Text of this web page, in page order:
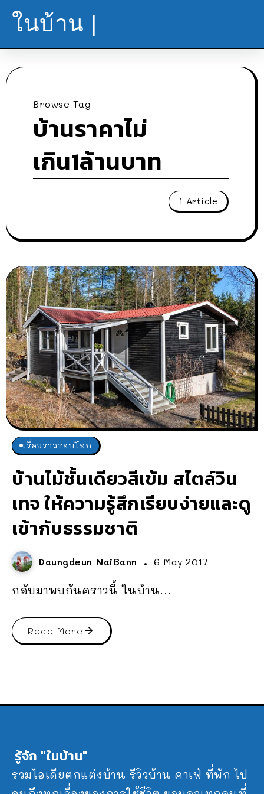
ในบ้าน |
Browse Tag
บ้านราคาไม่
เกิน1ล้านบาท
1 Article
เรื่องราวรอบโลก
บ้านไม้ชั้นเดียวสีเข้ม สไตล์วิน
เทจ ให้ความรู้สึกเรียบง่ายและดู
เข้ากับธรรมชาติ
Daungdeun NaiBann 6 May 2017
กลับมาพบกันคราวนี้ ในบ้าน...
Read More
รู้จัก "ในบ้าน"
รวมไอเดียตกแต่งบ้าน รีวิวบ้าน คาเฟ่ ที่พัก ไป